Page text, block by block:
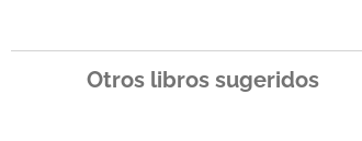
Otros libros sugeridos